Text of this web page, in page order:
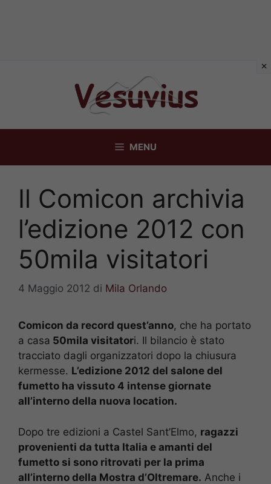
MENU
Il Comicon archivia
l’edizione 2012 con
50mila visitatori
4 Maggio 2012 di Mila Orlando
Comicon da record quest’anno, che ha portato
a casa 50mila visitatori. Il bilancio è stato
tracciato dagli organizzatori dopo la chiusura
kermesse. L’edizione 2012 del salone del
fumetto ha vissuto 4 intense giornate
all’interno della nuova location.
Dopo tre edizioni a Castel Sant’Elmo, ragazzi
provenienti da tutta Italia e amanti del
fumetto si sono ritrovati per la prima
all’interno della Mostra d’Oltremare. Anche i